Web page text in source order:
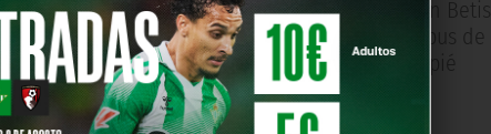
El Club abre su sexta academia internacional con Betis
Camps Londres, un programa que realizará campus de
fútbol bajo la metodología del Real Betis Balompié